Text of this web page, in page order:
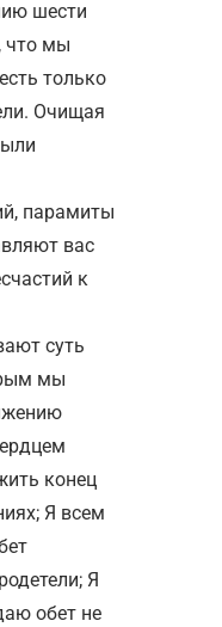
шести
что мы
только
Очищая
парамиты
вас
к
суть
мы
конец
Я всем
Я
обет не